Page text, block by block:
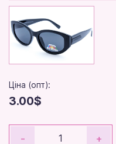
Ціна (опт):
3.00$
- +